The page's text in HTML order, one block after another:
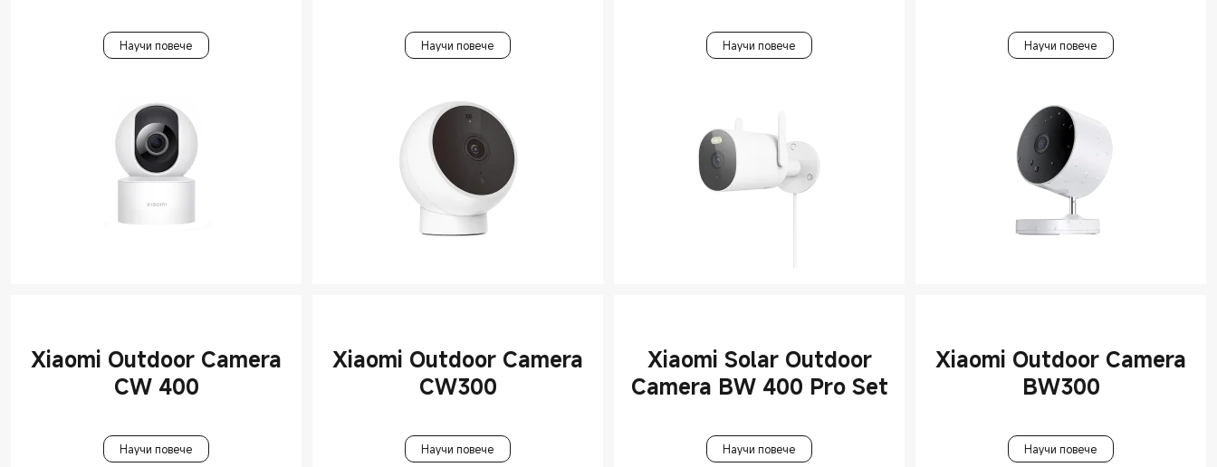
Научи повече Научи повече Научи повече Научи повече
Xiaomi Outdoor Camera
CW 400
Научи повече
Xiaomi Outdoor Camera
CW300
Научи повече
Xiaomi Solar Outdoor
Camera BW 400 Pro Set
Научи повече
Xiaomi Outdoor Camera
BW300
Научи повече